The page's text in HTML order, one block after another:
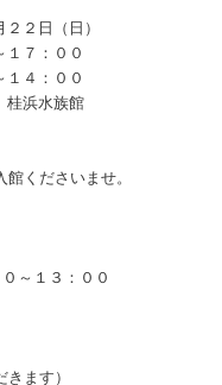
日（日）
：００
４：００
族館
くださいませ。
～１３：００
す）